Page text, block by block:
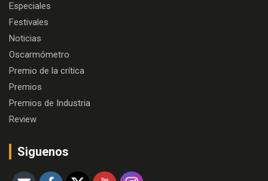
Especiales
Festivales
Noticias
Oscarmómetro
Premio de la crítica
Premios
Premios de Industria
Review
Siguenos